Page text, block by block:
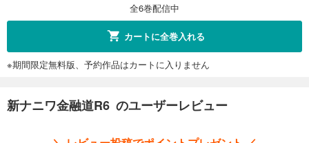
全6巻配信中
カートに全巻入れる
※期間限定無料版、予約作品はカートに入りません
新ナニワ金融道R6 のユーザーレビュー